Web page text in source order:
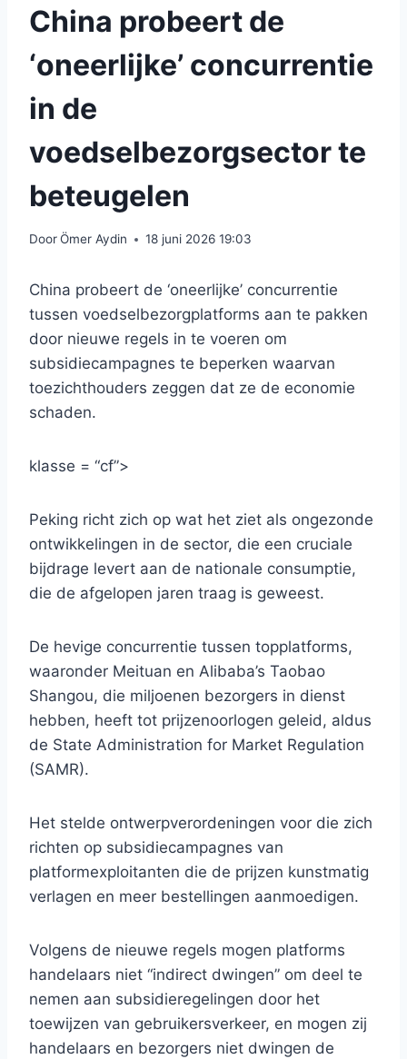
China probeert de
‘oneerlijke’ concurrentie
in de
voedselbezorgsector te
beteugelen
DoorÖmer Aydin 18 juni 2026 19:03
China probeert de ‘oneerlijke’ concurrentie
tussen voedselbezorgplatforms aan te pakken
door nieuwe regels in te voeren om
subsidiecampagnes te beperken waarvan
toezichthouders zeggen dat ze de economie
schaden.
klasse = “cf”>
Peking richt zich op wat het ziet als ongezonde
ontwikkelingen in de sector, die een cruciale
bijdrage levert aan de nationale consumptie,
die de afgelopen jaren traag is geweest.
De hevige concurrentie tussen topplatforms,
waaronder Meituan en Alibaba’s Taobao
Shangou, die miljoenen bezorgers in dienst
hebben, heeft tot prijzenoorlogen geleid, aldus
de State Administration for Market Regulation
(SAMR).
Het stelde ontwerpverordeningen voor die zich
richten op subsidiecampagnes van
platformexploitanten die de prijzen kunstmatig
verlagen en meer bestellingen aanmoedigen.
Volgens de nieuwe regels mogen platforms
handelaars niet “indirect dwingen” om deel te
nemen aan subsidieregelingen door het
toewijzen van gebruikersverkeer, en mogen zij
handelaars en bezorgers niet dwingen de